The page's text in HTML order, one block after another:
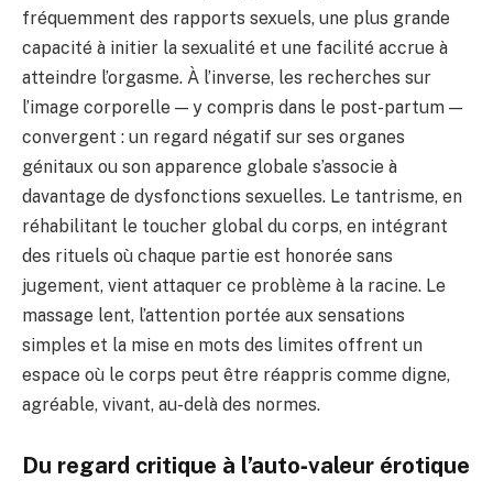
fréquemment des rapports sexuels, une plus grande
capacité à initier la sexualité et une facilité accrue à
atteindre l’orgasme. À l’inverse, les recherches sur
l’image corporelle — y compris dans le post-partum —
convergent : un regard négatif sur ses organes
génitaux ou son apparence globale s’associe à
davantage de dysfonctions sexuelles. Le tantrisme, en
réhabilitant le toucher global du corps, en intégrant
des rituels où chaque partie est honorée sans
jugement, vient attaquer ce problème à la racine. Le
massage lent, l’attention portée aux sensations
simples et la mise en mots des limites offrent un
espace où le corps peut être réappris comme digne,
agréable, vivant, au-delà des normes.
Du regard critique à l’auto‑valeur érotique